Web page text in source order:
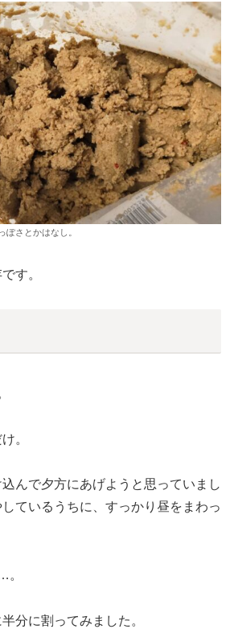
ぽさとかはなし。
す。
。
んで夕方にあげようと思っていまし
ているうちに、すっかり昼をまわっ
。
分に割ってみました。